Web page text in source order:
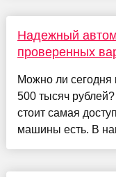
Надежный
проверенных
Можно ли сегодня
500 тысяч
стоит самая
машины есть. В